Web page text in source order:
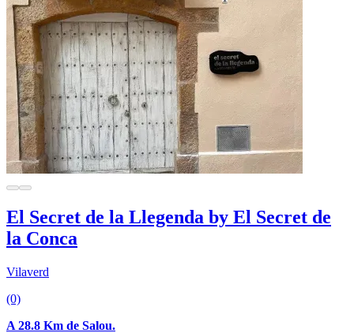
El Secret de la Llegenda by El Secret de
la Conca
Vilaverd
(0)
A 28.8 Km de Salou.